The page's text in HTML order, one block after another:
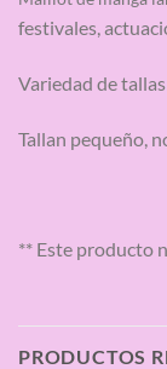
festivales,
Variedad de
Tallan pequeño,
** Este producto
PRODUCTOS